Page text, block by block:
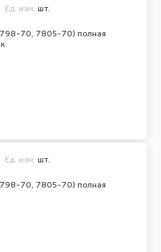
70, 7805-70) полная
Ед. изм. шт.
70, 7805-70) полная
Ед. изм. шт.